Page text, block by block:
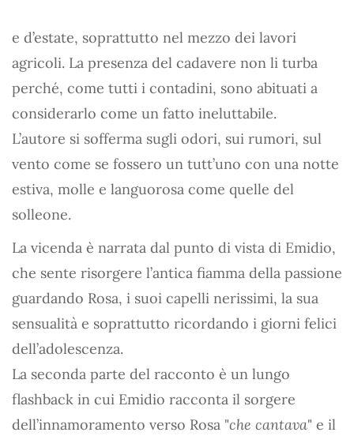
e d’estate, soprattutto nel mezzo dei lavori
agricoli. La presenza del cadavere non li turba
perché, come tutti i contadini, sono abituati a
considerarlo come un fatto ineluttabile.
L’autore si sofferma sugli odori, sui rumori, sul
vento come se fossero un tutt’uno con una notte
estiva, molle e languorosa come quelle del
solleone.
La vicenda è narrata dal punto di vista di Emidio,
che sente risorgere l’antica fiamma della passione
guardando Rosa, i suoi capelli nerissimi, la sua
sensualità e soprattutto ricordando i giorni felici
dell’adolescenza.
La seconda parte del racconto è un lungo
flashback in cui Emidio racconta il sorgere
dell’innamoramento verso Rosa "che cantava" e il